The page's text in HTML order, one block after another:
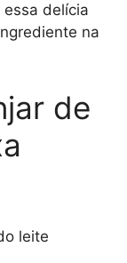
delícia
na
de
leite